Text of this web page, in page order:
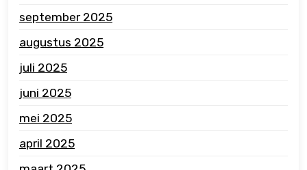
september 2025
augustus 2025
juli 2025
juni 2025
mei 2025
april 2025